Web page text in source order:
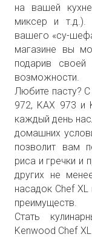
на вашей
миксер и
вашего «су-
магазине вы
подарив своей
возможности.
Любите пасту?
972, KAX 973 и
каждый день
домашних
позволит вам
риса и гречки и
других не
насадок Chef
преимуществ.
Стать
Kenwood Chef